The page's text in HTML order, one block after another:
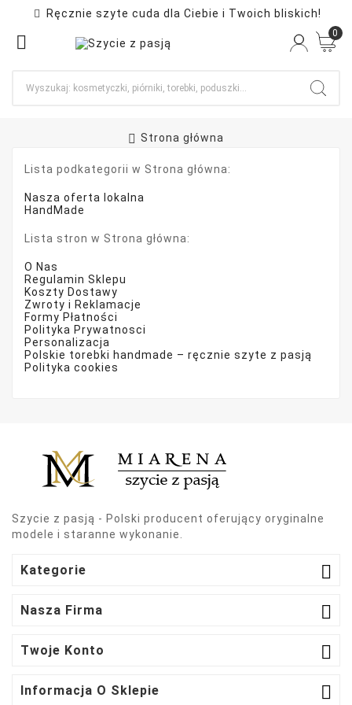
 Ręcznie szyte cuda dla Ciebie i Twoich bliskich!
 0
Strona główna
Lista podkategorii w Strona główna:
Nasza oferta lokalna
HandMade
Lista stron w Strona główna:
O Nas
Regulamin Sklepu
Koszty Dostawy
Zwroty i Reklamacje
Formy Płatności
Polityka Prywatnosci
Personalizacja
Polskie torebki handmade – ręcznie szyte z pasją
Polityka cookies
Szycie z pasją - Polski producent oferujący oryginalne
modele i staranne wykonanie.
Kategorie 
Nasza Firma 
Twoje Konto 
Informacja O Sklepie 